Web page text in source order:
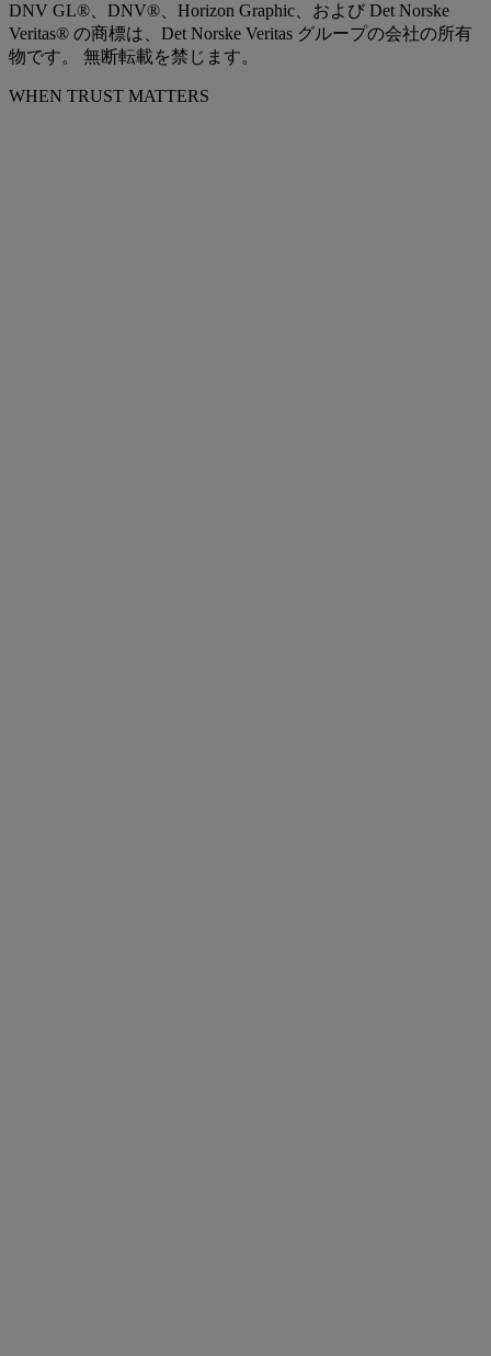
DNV GL®、DNV®、Horizon Graphic、および Det Norske
Veritas® の商標は、Det Norske Veritas グループの会社の所有
物です。 無断転載を禁じます。
WHEN TRUST MATTERS